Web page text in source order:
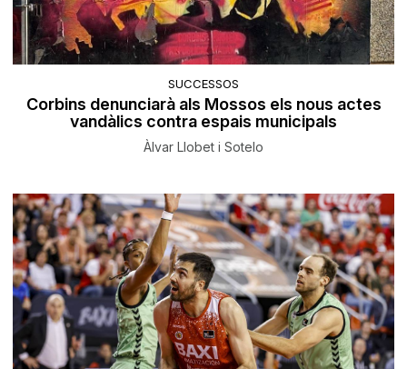
SUCCESSOS
Corbins denunciarà als Mossos els nous actes
vandàlics contra espais municipals
Àlvar Llobet i Sotelo